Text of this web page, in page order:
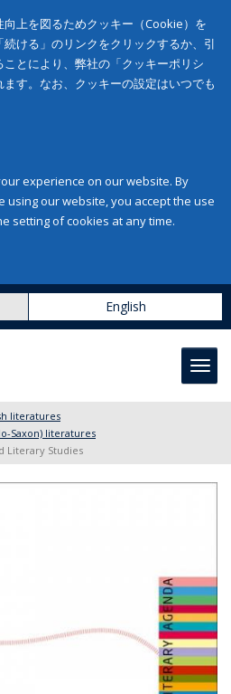
上を図るためクッキー（Cookie）を
ける」のリンクをクリックするか、引
とにより、弊社の「クッキーポリシ
す。なお、クッキーの設定はいつでも
experience on our website. By
using our website, you accept the use
setting of cookies at any time.
English
literatures
Saxon) literatures
Literary Studies